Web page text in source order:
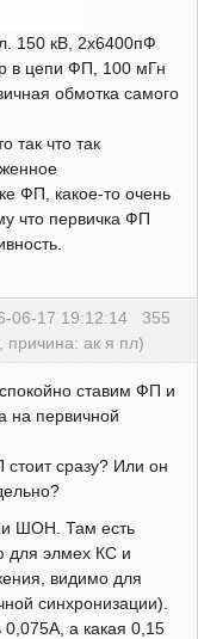
150 кВ, 2х6400пФ
в цепи ФП, 100 мГн
обмотка самого
так что так
ФП, какое-то очень
что первичка ФП
355
06-17 19:12:14
причина: ак я пл)
спокойно ставим ФП и
на первичной
сразу? Или он
ШОН. Там есть
для элмех КС и
видимо для
синхронизации).
0,075А, а какая 0,15